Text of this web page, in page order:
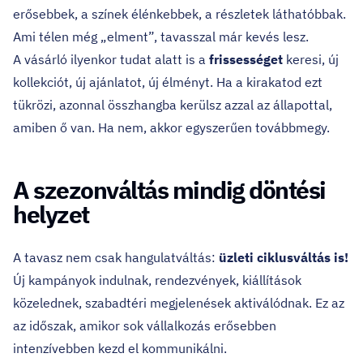
erősebbek, a színek élénkebbek, a részletek láthatóbbak.
Ami télen még „elment”, tavasszal már kevés lesz.
A vásárló ilyenkor tudat alatt is a frissességet keresi, új
kollekciót, új ajánlatot, új élményt. Ha a kirakatod ezt
tükrözi, azonnal összhangba kerülsz azzal az állapottal,
amiben ő van. Ha nem, akkor egyszerűen továbbmegy.
A szezonváltás mindig döntési
helyzet
A tavasz nem csak hangulatváltás: üzleti ciklusváltás is!
Új kampányok indulnak, rendezvények, kiállítások
közelednek, szabadtéri megjelenések aktiválódnak. Ez az
az időszak, amikor sok vállalkozás erősebben
intenzívebben kezd el kommunikálni.